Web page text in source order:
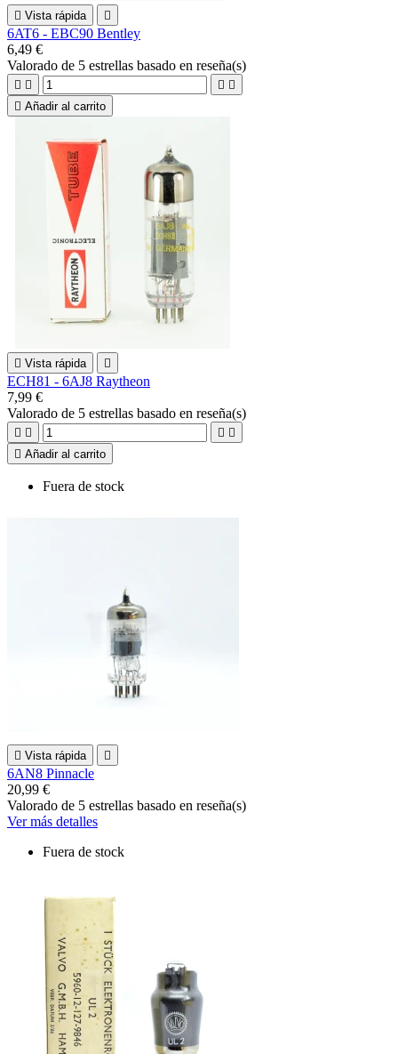
 Vista rápida 
6AT6 - EBC90 Bentley
6,49 €
Valorado de 5 estrellas basado en reseña(s)
   
 Añadir al carrito
 Vista rápida 
ECH81 - 6AJ8 Raytheon
7,99 €
Valorado de 5 estrellas basado en reseña(s)
   
 Añadir al carrito
Fuera de stock
 Vista rápida 
6AN8 Pinnacle
20,99 €
Valorado de 5 estrellas basado en reseña(s)
Ver más detalles
Fuera de stock